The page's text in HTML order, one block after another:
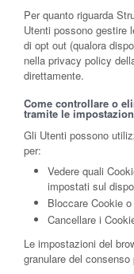
Per quanto riguarda
Utenti possono gestire
di opt out (qualora
nella privacy policy
direttamente.
Come controllare o
tramite le
Gli Utenti possono
per:
Vedere quali
impostati sul
Bloccare Cookie
Cancellare i
Le impostazioni del
granulare del consenso